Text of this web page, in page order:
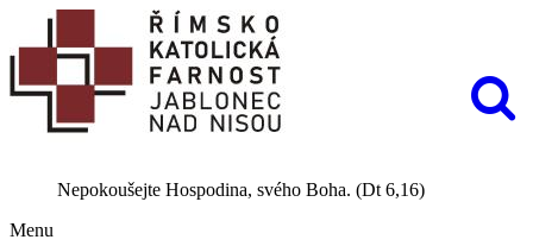
Nepokoušejte Hospodina, svého Boha. (Dt 6,16)
Menu